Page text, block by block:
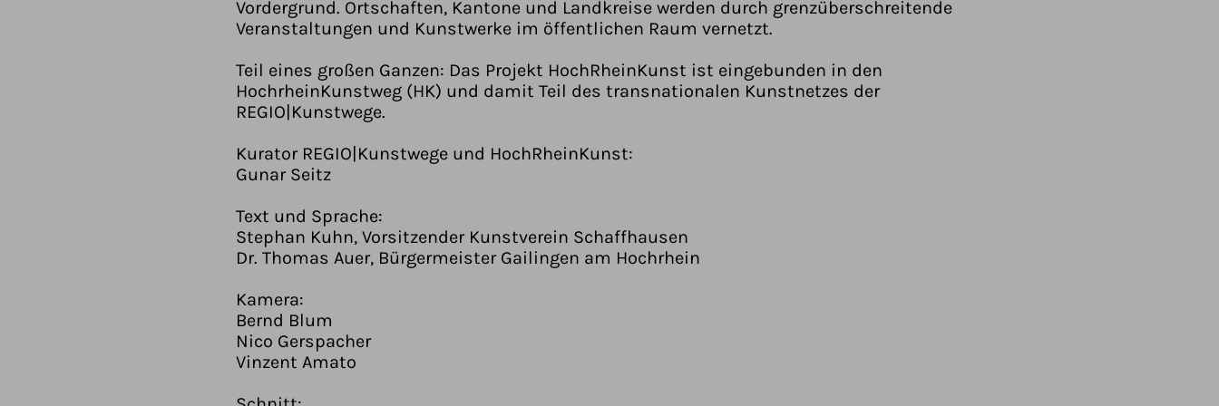
Vordergrund. Ortschaften, Kantone und Landkreise werden durch grenzüberschreitende
Veranstaltungen und Kunstwerke im öffentlichen Raum vernetzt.
Teil eines großen Ganzen: Das Projekt HochRheinKunst ist eingebunden in den
HochrheinKunstweg (HK) und damit Teil des transnationalen Kunstnetzes der
REGIO|Kunstwege.
Kurator REGIO|Kunstwege und HochRheinKunst:
Gunar Seitz
Text und Sprache:
Stephan Kuhn, Vorsitzender Kunstverein Schaffhausen
Dr. Thomas Auer, Bürgermeister Gailingen am Hochrhein
Kamera:
Bernd Blum
Nico Gerspacher
Vinzent Amato